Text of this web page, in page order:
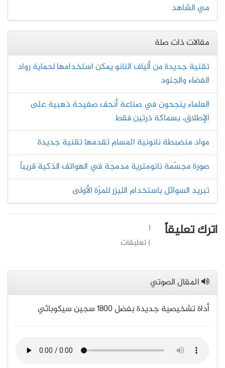
مي الشاهد
مقالات ذات صلة
تقنية جديدة من ألياف النانو يمكن استخدامها لحماية رواد
الفضاء والجنود
العلماء ينجحون في صناعة أنحف صفيحة ذهبية على
الإطلاق، بسماكة ذرتين فقط
مواد منضبطة نانونية المسام تقدمها تقنية جديدة
صورة مجسّمة نانومترية مدمجة في الهواتف الذكية قريباً
تبريد السوائل باستخدام الليزر للمرّة الأولى
اترك تعليقاً
(
) تعليقات
المقال الصوتي
أداة تشخيصية جديدة بفضل 1800 سجين سيكوباثي